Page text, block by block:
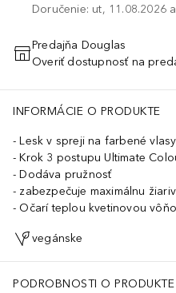
Doručenie: ut, 11.08.2026
PRIDAŤ
Predajňa Douglas
Overiť dostupnosť na
INFORMÁCIE O PRODUKTE
Lesk v spreji na farbené vlasy
Krok 3 postupu Ultimate
Dodáva pružnosť
zabezpečuje maximálnu
Očarí teplou kvetinovou
vegánske
PODROBNOSTI O PRODUKTE